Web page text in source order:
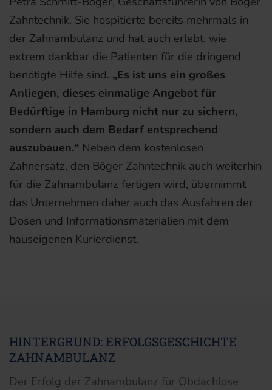
Zahntechnik. Sie hospitierte bereits mehrmals in
der Zahnambulanz und hat auch erlebt, wie
extrem dankbar die Patienten für die dringend
benötigte Hilfe sind. „Es ist uns ein großes
Anliegen, dieses einmalige Angebot für
Bedürftige in Hamburg nicht nur zu sichern,
sondern auch dem Bedarf entsprechend
auszubauen.“ Neben dem kostenlosen
Zahnersatz, den Böger Zahntechnik auch weiterhin
für die Zahnambulanz fertigen wird, übernimmt
das Unternehmen daher auch das Ausfahren der
Dosen und Informationsmaterialien mit dem
hauseigenen Kurierdienst.
HINTERGRUND: ERFOLGSGESCHICHTE
ZAHNAMBULANZ
Der Erfolg der Zahnambulanz für Obdachlose